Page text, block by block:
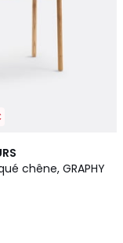
chêne, GRAPHY